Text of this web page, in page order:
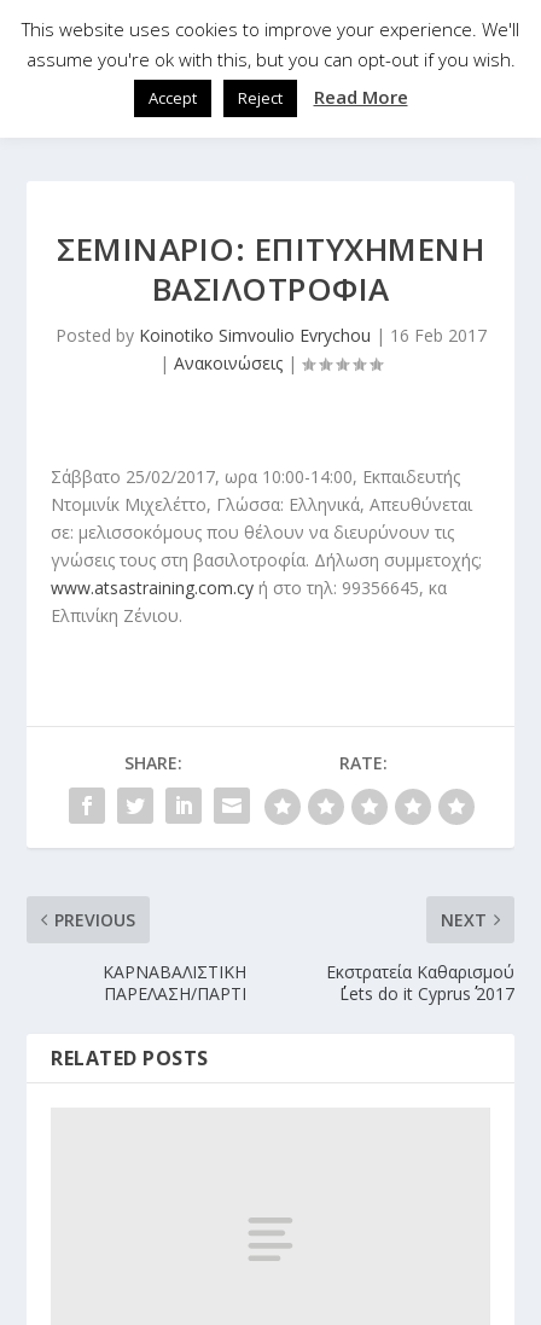
ΣΕΜΙΝΑΡΙΟ: ΕΠΙΤΥΧΗΜΈΝΗ
ΒΑΣΙΛΟΤΡΟΦΊΑ
Posted by Koinotiko Simvoulio Evrychou | 16 Feb 2017
| Ανακοινώσεις |
Σάββατο 25/02/2017, ωρα 10:00-14:00, Εκπαιδευτής
Ντομινίκ Μιχελέττο, Γλώσσα: Ελληνικά, Απευθύνεται
σε: μελισσοκόμους που θέλουν να διευρύνουν τις
γνώσεις τους στη βασιλοτροφία. Δήλωση συμμετοχής;
www.atsastraining.com.cy ή στο τηλ: 99356645, κα
Ελπινίκη Ζένιου.
SHARE: RATE:
PREVIOUS
ΚΑΡΝΑΒΑΛΙΣΤΙΚΗ
ΠΑΡΕΛΑΣΗ/ΠΑΡΤΙ
NEXT
Εκστρατεία Καθαρισμού
΄΄Lets do it Cyprus΄΄ 2017
RELATED POSTS
This website uses cookies to improve your experience. We'll
assume you're ok with this, but you can opt-out if you wish.
Accept Reject Read More